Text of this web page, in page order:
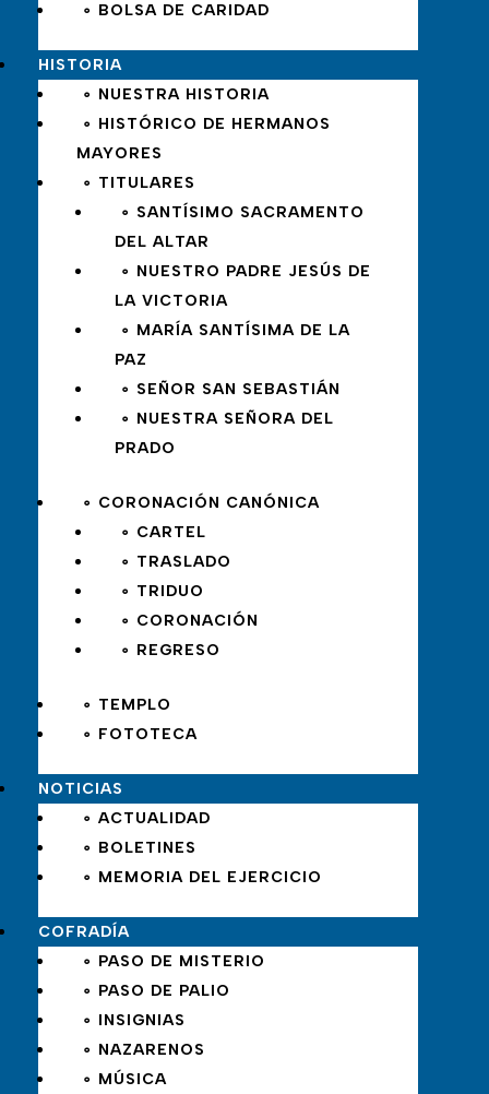
∘ BOLSA DE CARIDAD
HISTORIA
∘ NUESTRA HISTORIA
∘ HISTÓRICO DE HERMANOS
MAYORES
∘ TITULARES
∘ SANTÍSIMO SACRAMENTO
DEL ALTAR
∘ NUESTRO PADRE JESÚS DE
LA VICTORIA
∘ MARÍA SANTÍSIMA DE LA
PAZ
∘ SEÑOR SAN SEBASTIÁN
∘ NUESTRA SEÑORA DEL
PRADO
∘ CORONACIÓN CANÓNICA
∘ CARTEL
∘ TRASLADO
∘ TRIDUO
∘ CORONACIÓN
∘ REGRESO
∘ TEMPLO
∘ FOTOTECA
NOTICIAS
∘ ACTUALIDAD
∘ BOLETINES
∘ MEMORIA DEL EJERCICIO
COFRADÍA
∘ PASO DE MISTERIO
∘ PASO DE PALIO
∘ INSIGNIAS
∘ NAZARENOS
∘ MÚSICA